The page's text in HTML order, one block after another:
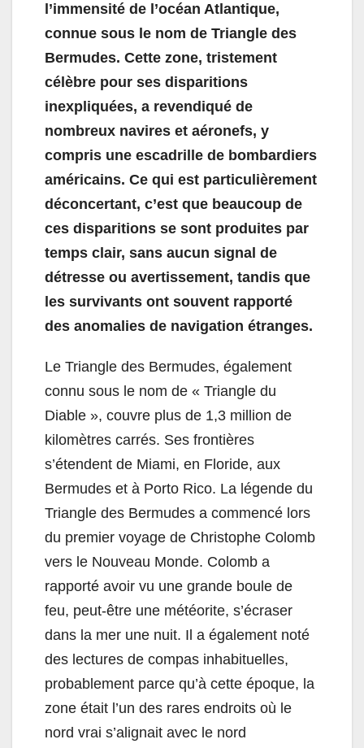
l’immensité de l’océan Atlantique,
connue sous le nom de Triangle des
Bermudes. Cette zone, tristement
célèbre pour ses disparitions
inexpliquées, a revendiqué de
nombreux navires et aéronefs, y
compris une escadrille de bombardiers
américains. Ce qui est particulièrement
déconcertant, c’est que beaucoup de
ces disparitions se sont produites par
temps clair, sans aucun signal de
détresse ou avertissement, tandis que
les survivants ont souvent rapporté
des anomalies de navigation étranges.
Le Triangle des Bermudes, également
connu sous le nom de « Triangle du
Diable », couvre plus de 1,3 million de
kilomètres carrés. Ses frontières
s’étendent de Miami, en Floride, aux
Bermudes et à Porto Rico. La légende du
Triangle des Bermudes a commencé lors
du premier voyage de Christophe Colomb
vers le Nouveau Monde. Colomb a
rapporté avoir vu une grande boule de
feu, peut-être une météorite, s’écraser
dans la mer une nuit. Il a également noté
des lectures de compas inhabituelles,
probablement parce qu’à cette époque, la
zone était l’un des rares endroits où le
nord vrai s’alignait avec le nord